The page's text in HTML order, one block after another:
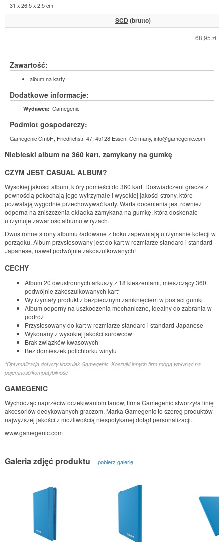
31 x 26.5 x 2.5 cm
SCD (brutto)
68,95 zł
Zawartość:
album na karty
Dodatkowe informacje:
Wydawca: Gamegenic
Podmiot gospodarczy:
Gamegenic GmbH, Friedrichstr. 47, 45128 Essen, Germany, info@gamegenic.com
Niebieski album na 360 kart, zamykany na gumkę
CZYM JEST CASUAL ALBUM?
Wysokiej jakości album, który pomieści do 360 kart. Doświadczeni gracze z
pewnością pokochają jego wytrzymałe i wysokiej jakości strony, które
pozwalają wygodnie przechowywać karty. Warta docenienia jest również
odporna na zniszczenia okładka zamykana na gumkę, która doskonale
utrzymuje zawartość albumu w ryzach.
Dwustronne strony albumu ładowane z boku zapewniają utrzymanie kolecji w
porządku. Album przystosowany jest do kart w rozmiarze standard i standard-
Japanese, nawet podwójnie zakoszulkowanych!
CECHY
Album 20 dwustronnych arkuszy z 18 kieszeniami, mieszczący 360
podwójnie zakoszulkowanych kart*
Wytrzymały produkt z bezpiecznym zamknięciem w postaci gumki
Album odporny na uszkodzenia mechaniczne, idealny do zabrania w
podróż
Przystosowany do kart w rozmiarze standard i standard-Japanese
Wykonany z wysokiej jakości surowców
Brak związków kwasowych
Bez domieszek polichlorku winylu
*Optymalizacja dotyczy koszulek Gamegenic. Koszulki innych firm mogą wpłynąć na
pojemność/kompatybilność
GAMEGENIC
Wychodząc naprzeciw oczekiwaniom fanów, firma Gamegenic stworzyła linię
akcesoriów dedykowanych graczom. Marka Gamegenic to szereg produktów
najwyższej jakości z możliwością niespotykanej dotąd personalizacji.
www.gamegenic.com
Galeria zdjęć produktu pobierz galerię